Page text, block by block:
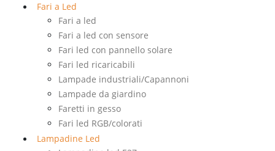
Fari a Led
Fari a led
Fari a led con sensore
Fari led con pannello solare
Fari led ricaricabili
Lampade industriali/Capannoni
Lampade da giardino
Faretti in gesso
Fari led RGB/colorati
Lampadine Led